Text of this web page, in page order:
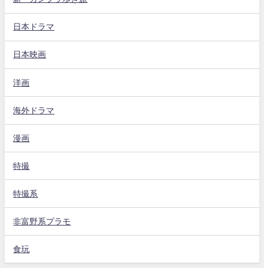
日本ドラマ
日本映画
洋画
海外ドラマ
漫画
特撮
特撮系
非富野系プラモ
食玩